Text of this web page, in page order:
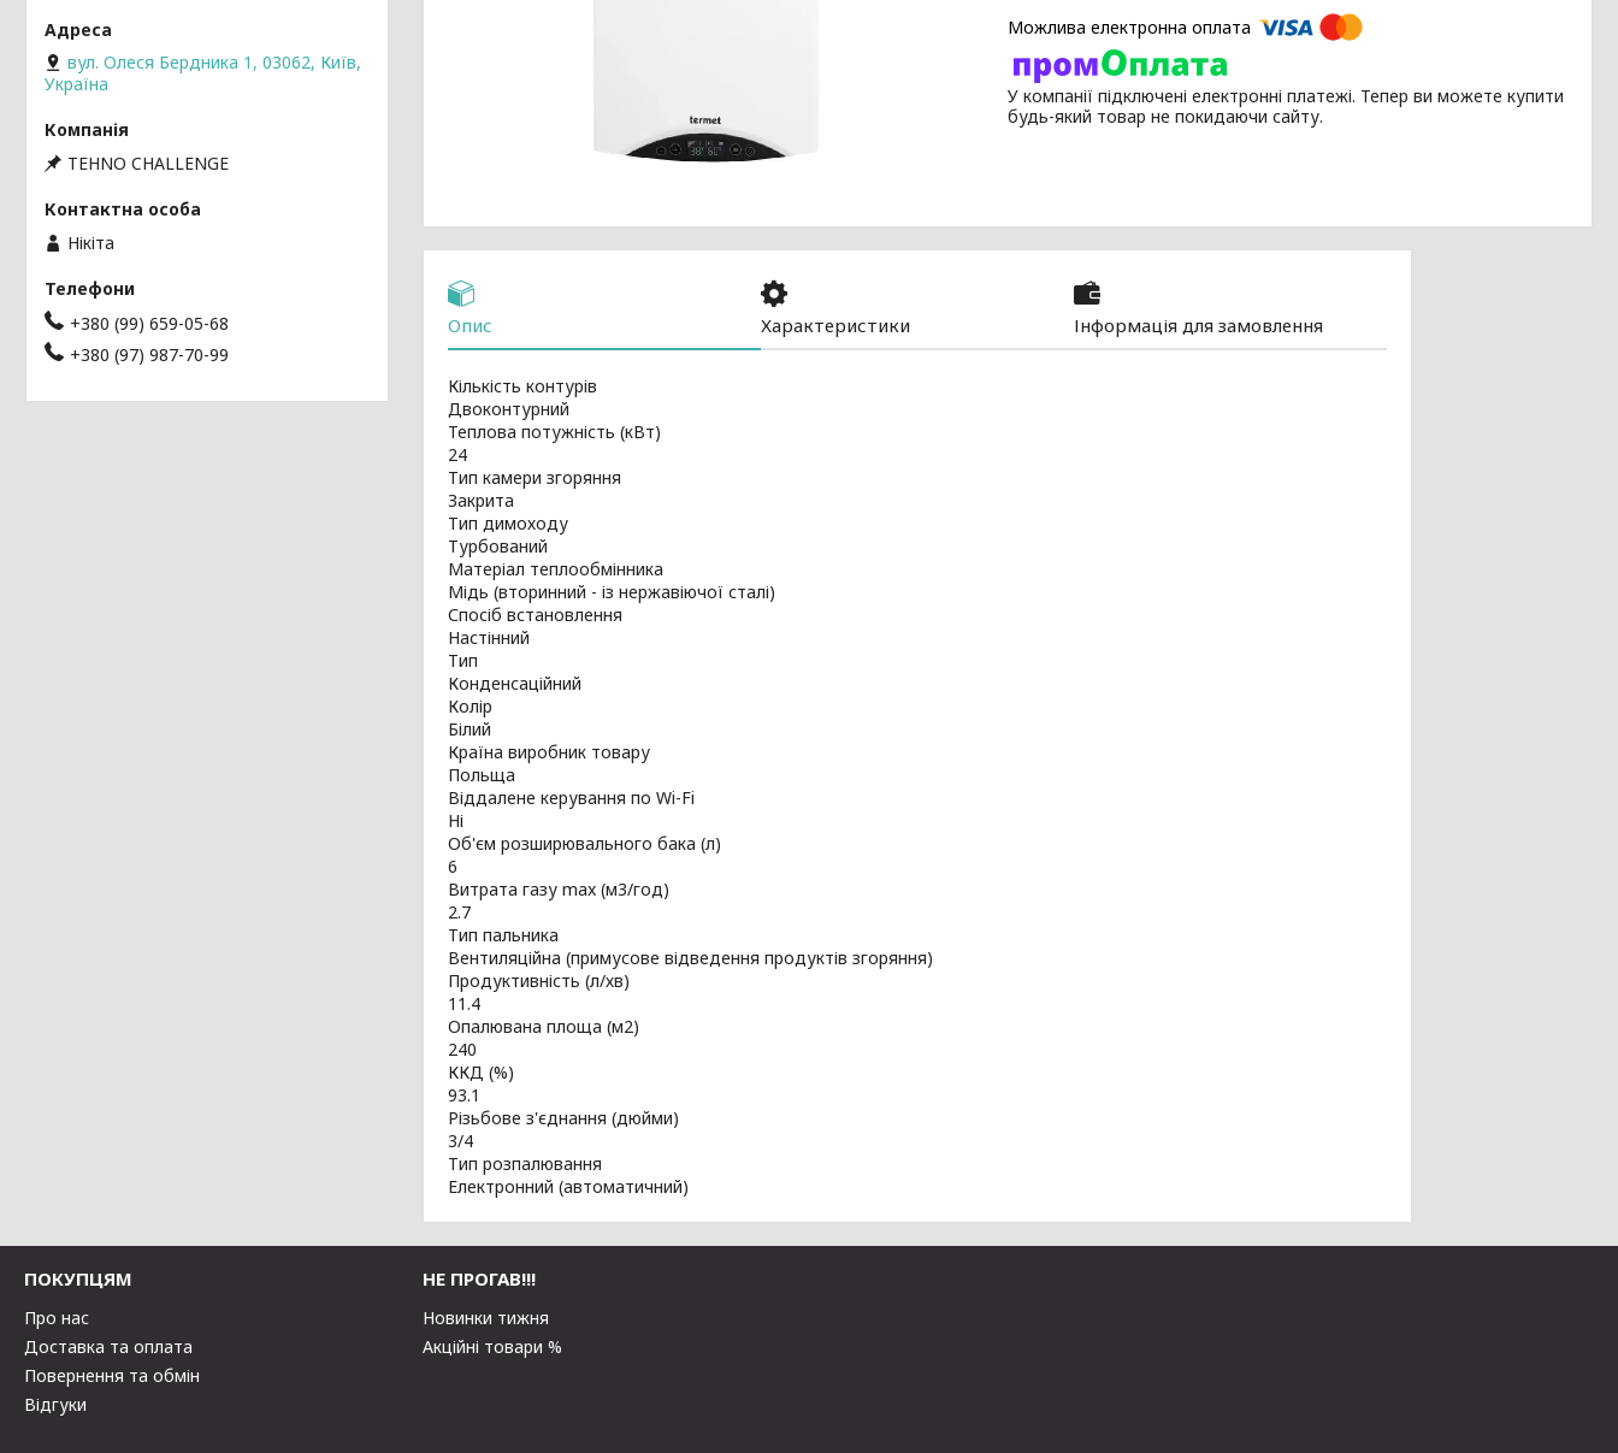
У компанії підключені електронні платежі. Тепер ви можете купити
будь-який товар не покидаючи сайту.
Опис Характеристики Інформація для замовлення
Кількість контурів
Двоконтурний
Теплова потужність (кВт)
24
Тип камери згоряння
Закрита
Тип димоходу
Турбований
Матеріал теплообмінника
Мідь (вторинний - із нержавіючої сталі)
Спосіб встановлення
Настінний
Тип
Конденсаційний
Колір
Білий
Країна виробник товару
Польща
Віддалене керування по Wi-Fi
Ні
Об'єм розширювального бака (л)
6
Витрата газу max (м3/год)
2.7
Тип пальника
Вентиляційна (примусове відведення продуктів згоряння)
Продуктивність (л/хв)
11.4
Опалювана площа (м2)
240
ККД (%)
93.1
Різьбове з'єднання (дюйми)
3/4
Тип розпалювання
Електронний (автоматичний)
вул. Олеся Бердника 1, 03062, Київ,
Україна
TEHNO CHALLENGE
Нікіта
+380 (99) 659-05-68
+380 (97) 987-70-99
ПОКУПЦЯМ
Про нас
Доставка та оплата
Повернення та обмін
Відгуки
НЕ ПРОГАВ!!!
Новинки тижня
Акційні товари %